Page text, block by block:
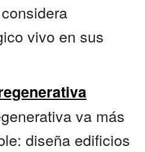
vivo en sus
va más
diseña edificios